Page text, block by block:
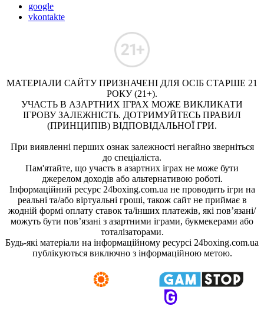
google
vkontakte
МАТЕРІАЛИ САЙТУ ПРИЗНАЧЕНІ ДЛЯ ОСІБ СТАРШЕ 21
РОКУ (21+).
УЧАСТЬ В АЗАРТНИХ ІГРАХ МОЖЕ ВИКЛИКАТИ
ІГРОВУ ЗАЛЕЖНІСТЬ. ДОТРИМУЙТЕСЬ ПРАВИЛ
(ПРИНЦИПІВ) ВІДПОВІДАЛЬНОЇ ГРИ.
При виявленні перших ознак залежності негайно зверніться
до спеціаліста.
Пам'ятайте, що участь в азартних іграх не може бути
джерелом доходів або альтернативою роботі.
Інформаційний ресурс 24boxing.com.ua не проводить ігри на
реальні та/або віртуальні гроші, також сайт не приймає в
жодній формі оплату ставок та/інших платежів, які пов’язані/
можуть бути пов’язані з азартними іграми, букмекерами або
тоталізаторами.
Будь-які матеріали на інформаційному ресурсі 24boxing.com.ua
публікуються виключно з інформаційною метою.